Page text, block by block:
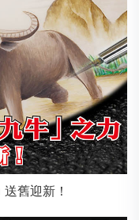
舊迎新！